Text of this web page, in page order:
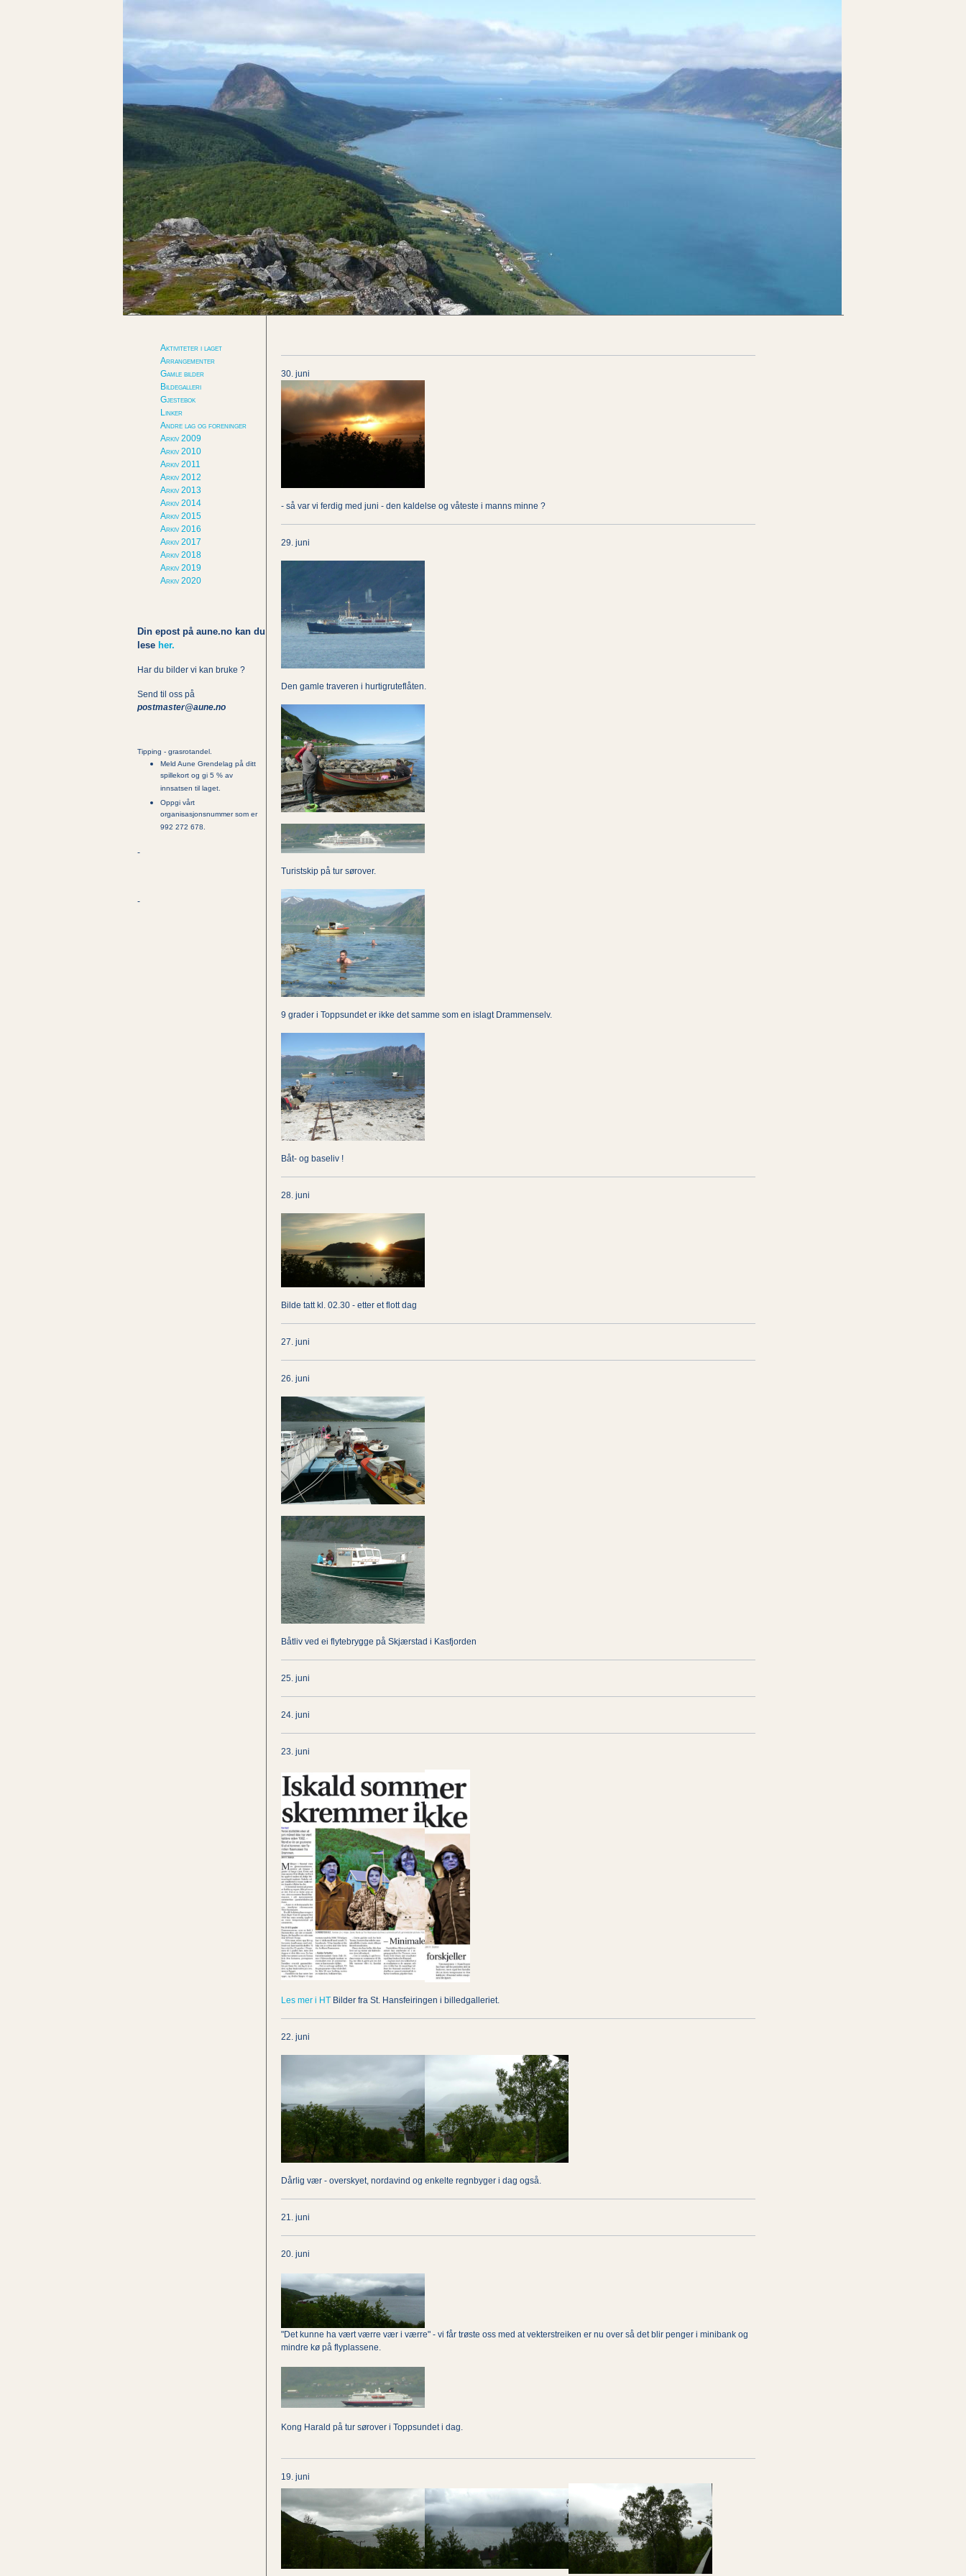
Aktiviteter i laget
Arrangementer
Gamle bilder
Bildegalleri
Gjestebok
Linker
Andre lag og foreninger
Arkiv 2009
Arkiv 2010
Arkiv 2011
Arkiv 2012
Arkiv 2013
Arkiv 2014
Arkiv 2015
Arkiv 2016
Arkiv 2017
Arkiv 2018
Arkiv 2019
Arkiv 2020
Din epost på aune.no kan du
lese her.
Har du bilder vi kan bruke ?
Send til oss på
postmaster@aune.no
Tipping - grasrotandel.
Meld Aune Grendelag på ditt
spillekort og gi 5 % av
innsatsen til laget.
Oppgi vårt
organisasjonsnummer som er
992 272 678.
-
-
30. juni
- så var vi ferdig med juni - den kaldelse og våteste i manns minne ?
29. juni
Den gamle traveren i hurtigruteflåten.
Turistskip på tur sørover.
9 grader i Toppsundet er ikke det samme som en islagt Drammenselv.
Båt- og baseliv !
28. juni
Bilde tatt kl. 02.30 - etter et flott dag
27. juni
26. juni
Båtliv ved ei flytebrygge på Skjærstad i Kasfjorden
25. juni
24. juni
23. juni
Les mer i HTBilder fra St. Hansfeiringen i billedgalleriet.
22. juni
Dårlig vær - overskyet, nordavind og enkelte regnbyger i dag også.
21. juni
20. juni
"Det kunne ha vært værre vær i værre" - vi får trøste oss med at vekterstreiken er nu over så det blir penger i minibank og
mindre kø på flyplassene.
Kong Harald på tur sørover i Toppsundet i dag.
19. juni